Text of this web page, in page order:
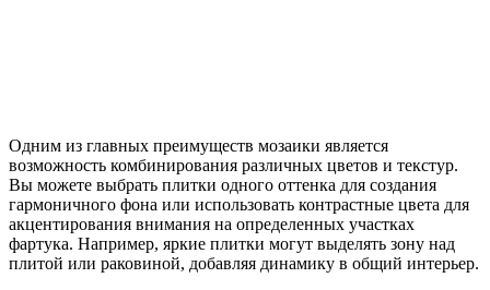
Одним из главных преимуществ мозаики является
возможность комбинирования различных цветов и текстур.
Вы можете выбрать плитки одного оттенка для создания
гармоничного фона или использовать контрастные цвета для
акцентирования внимания на определенных участках
фартука. Например, яркие плитки могут выделять зону над
плитой или раковиной, добавляя динамику в общий интерьер.